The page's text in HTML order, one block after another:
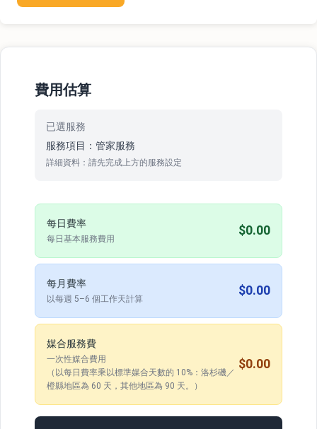
費用估算
已選服務
服務項目：管家服務
詳細資料：請先完成上方的服務設定
每日費率
每日基本服務費用
$0.00
每月費率
以每週 5–6 個工作天計算
$0.00
媒合服務費
一次性媒合費用
（以每日費率乘以標準媒合天數的 10%：洛杉磯／
橙縣地區為 60 天，其他地區為 90 天。）
$0.00